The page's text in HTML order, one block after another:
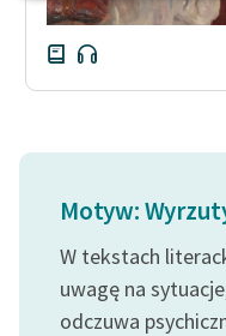
niepełnosprawnościami
E-kolekcja lektur
szkolnych i literatury do
uczniów z
Feministyczne inspiracje.
Popularyzacja
skandynawskiej literatury
feministycznej
Motyw:
W tekstach
uwagę na
odczuwa